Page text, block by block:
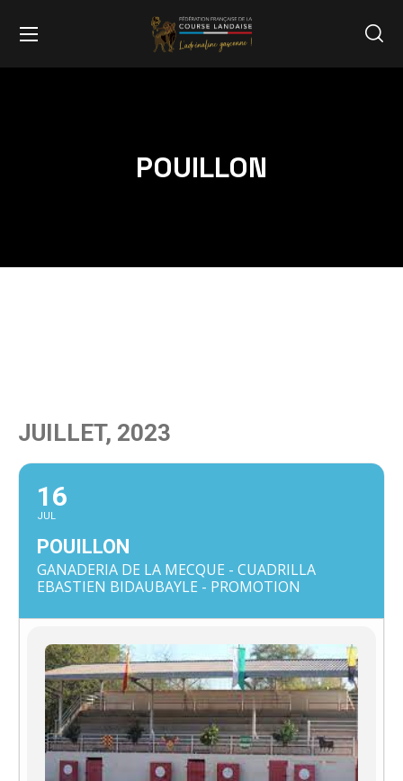
POUILLON
JUILLET, 2023
16
JUL
POUILLON
GANADERIA DE LA MECQUE - CUADRILLA
EBASTIEN BIDAUBAYLE - PROMOTION